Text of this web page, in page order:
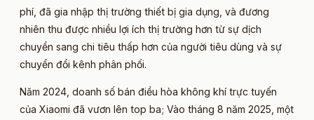
phí, đã gia nhập thị trường thiết bị gia dụng, và đương
nhiên thu được nhiều lợi ích thị trường hơn từ sự dịch
chuyển sang chi tiêu thấp hơn của người tiêu dùng và sự
chuyển đổi kênh phân phối.
Năm 2024, doanh số bán điều hòa không khí trực tuyến
của Xiaomi đã vươn lên top ba; Vào tháng 8 năm 2025, một